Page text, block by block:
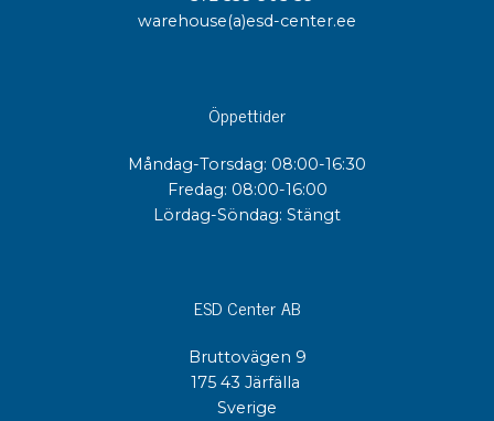
warehouse(a)esd-center.ee
Öppettider
Måndag-Torsdag: 08:00-16:30
Fredag: 08:00-16:00
Lördag-Söndag: Stängt
ESD Center AB
Bruttovägen 9
175 43 Järfälla
Sverige